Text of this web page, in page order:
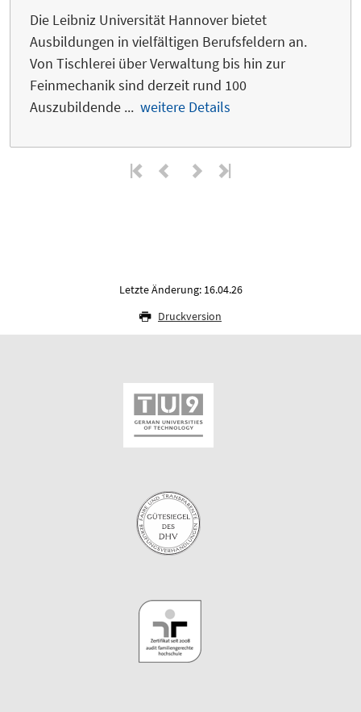
Die Leibniz Universität Hannover bietet
Ausbildungen in vielfältigen Berufsfeldern an.
Von Tischlerei über Verwaltung bis hin zur
Feinmechanik sind derzeit rund 100
Auszubildende ... weitere Details
Letzte Änderung: 16.04.26
Druckversion